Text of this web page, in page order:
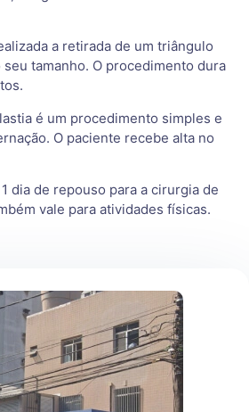
a retirada de um triângulo
tamanho. O procedimento dura
é um procedimento simples e
O paciente recebe alta no
dia de repouso para a cirurgia de
vale para atividades físicas.